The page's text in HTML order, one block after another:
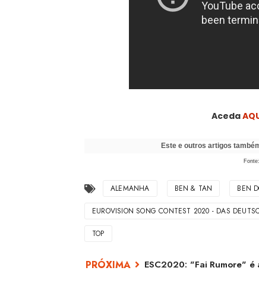
Aceda
Este e outros artigos
ALEMANHA BEN & TAN BEN
EUROVISION SONG CONTEST 2020 - DAS
TOP
ESC2020: "Fai Rumore"